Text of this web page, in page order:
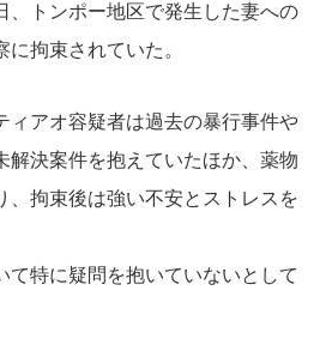
、トンポー地区で発生した妻への
拘束されていた。
ィアオ容疑者は過去の暴行事件や
解決案件を抱えていたほか、薬物
、拘束後は強い不安とストレスを
て特に疑問を抱いていないとして